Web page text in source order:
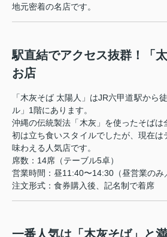
地元密着の名店です。
駅直結でアクセス抜群！「
お店
「木灰そば 太陽人」はJR六甲道駅から
ル」1階にあります。
沖縄の伝統製法「木灰」を使ったそばは
初は立ち食いスタイルでしたが、現在は
味わえる人気店です。
席数：14席（テーブル5卓）
営業時間：昼11:40〜14:30（昼営業のみ
注文形式：食券購入後、記名制で着席
一番人気は「木灰そば」と